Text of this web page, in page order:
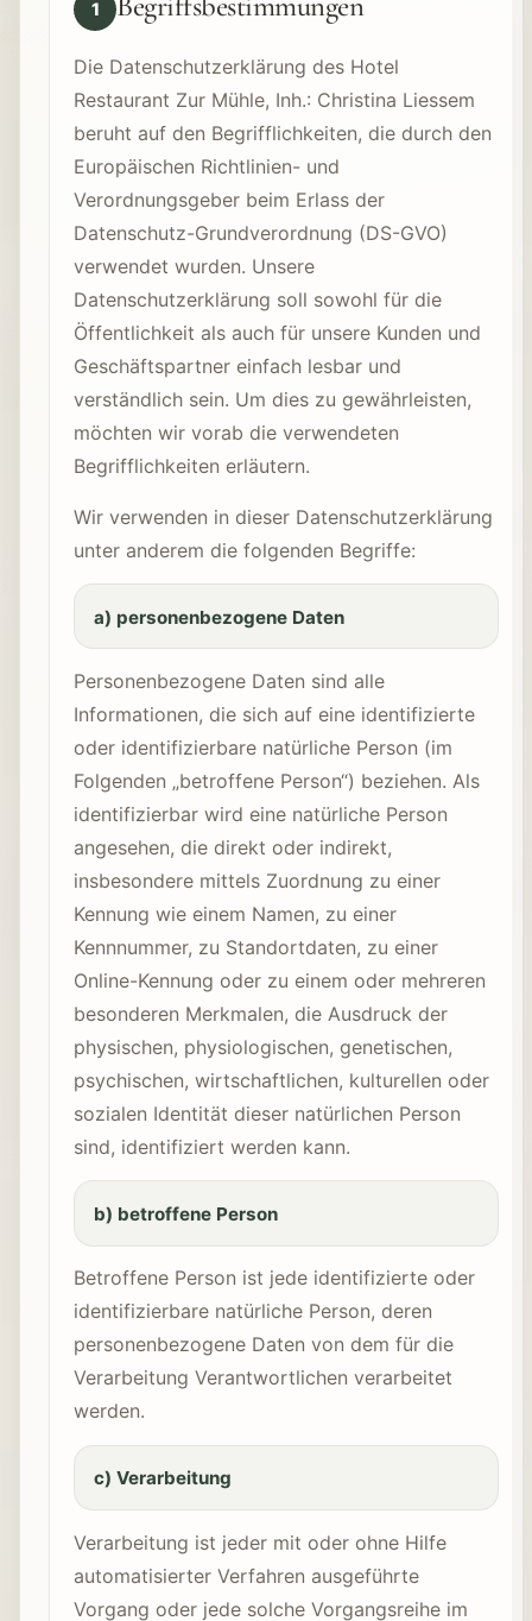
1
Die Datenschutzerklärung des Hotel
Restaurant Zur Mühle, Inh.: Christina Liessem
beruht auf den Begrifflichkeiten, die durch den
Europäischen Richtlinien- und
Verordnungsgeber beim Erlass der
Datenschutz-Grundverordnung (DS-GVO)
verwendet wurden. Unsere
Datenschutzerklärung soll sowohl für die
Öffentlichkeit als auch für unsere Kunden und
Geschäftspartner einfach lesbar und
verständlich sein. Um dies zu gewährleisten,
möchten wir vorab die verwendeten
Begrifflichkeiten erläutern.
Wir verwenden in dieser Datenschutzerklärung
unter anderem die folgenden Begriffe:
a) personenbezogene Daten
Personenbezogene Daten sind alle
Informationen, die sich auf eine identifizierte
oder identifizierbare natürliche Person (im
Folgenden „betroffene Person“) beziehen. Als
identifizierbar wird eine natürliche Person
angesehen, die direkt oder indirekt,
insbesondere mittels Zuordnung zu einer
Kennung wie einem Namen, zu einer
Kennnummer, zu Standortdaten, zu einer
Online-Kennung oder zu einem oder mehreren
besonderen Merkmalen, die Ausdruck der
physischen, physiologischen, genetischen,
psychischen, wirtschaftlichen, kulturellen oder
sozialen Identität dieser natürlichen Person
sind, identifiziert werden kann.
b) betroffene Person
Betroffene Person ist jede identifizierte oder
identifizierbare natürliche Person, deren
personenbezogene Daten von dem für die
Verarbeitung Verantwortlichen verarbeitet
werden.
c) Verarbeitung
Verarbeitung ist jeder mit oder ohne Hilfe
automatisierter Verfahren ausgeführte
Vorgang oder jede solche Vorgangsreihe im